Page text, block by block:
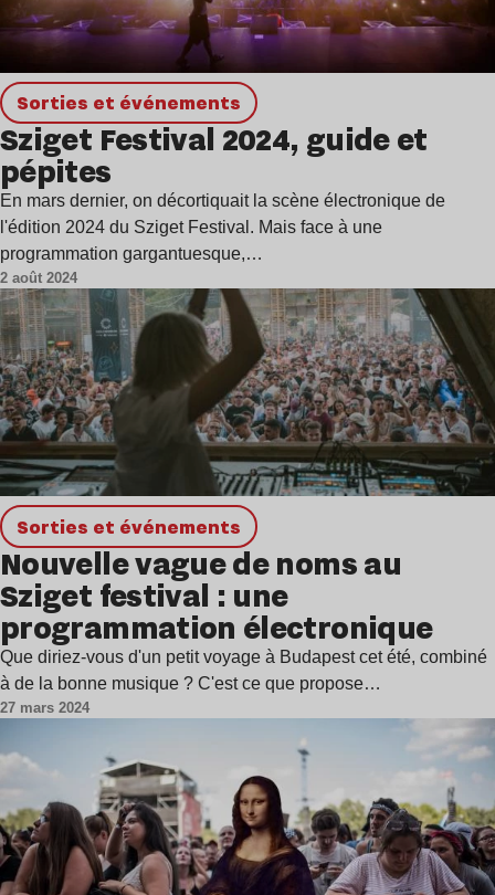
Sorties et événements
Sziget Festival 2024, guide et
pépites
En mars dernier, on décortiquait la scène électronique de
l'édition 2024 du Sziget Festival. Mais face à une
programmation gargantuesque,…
2 août 2024
Sorties et événements
Nouvelle vague de noms au
Sziget festival : une
programmation électronique
Que diriez-vous d'un petit voyage à Budapest cet été, combiné
à de la bonne musique ? C'est ce que propose…
27 mars 2024